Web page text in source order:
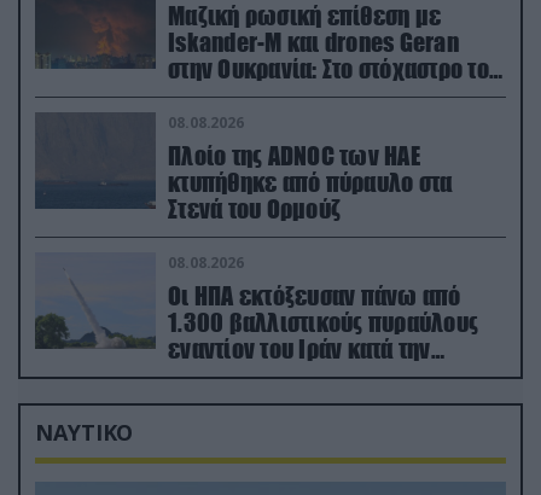
Μαζική ρωσική επίθεση με
Iskander-M και drones Geran
στην Ουκρανία: Στο στόχαστρο το
εργοστάσιο των Flamingo
08.08.2026
Πλοίο της ADNOC των ΗΑΕ
κτυπήθηκε από πύραυλο στα
Στενά του Ορμούζ
08.08.2026
Οι ΗΠΑ εκτόξευσαν πάνω από
1.300 βαλλιστικούς πυραύλους
εναντίον του Ιράν κατά την
διάρκεια του πολέμου
ΝΑΥΤΙΚΟ